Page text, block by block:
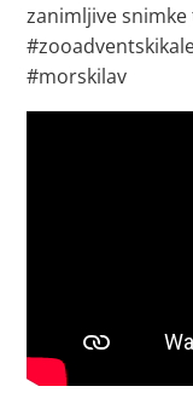
zanimljive
#morskilav